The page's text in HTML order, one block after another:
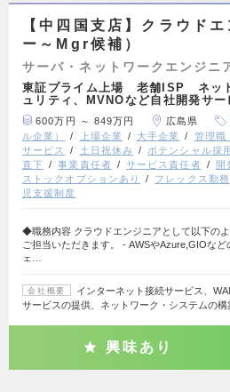
【中四国支店】クラウド
ー～Mgr候補）
サーバ・ネットワークエンジニ
東証プライム上場 老舗ISP ネッ
ュリティ、MVNOなど自社開発サー
600万円 ～ 849万円 広島県
ル企業）
上場企業 大手企業 管理職
サービス
土日祝休み ポテンシャル採
直下
事業責任者 サービス責任者 開
ストックオプションあり
フレックス勤務
児支援制度
◆職務内容 クラウドエンジニアとして以下の
ご担当いただきます。 - AWSやAzure,GIOなど
ェ…
会社概要
インターネット接続サービス、
サービスの提供、ネットワーク・システムの構
興味あり